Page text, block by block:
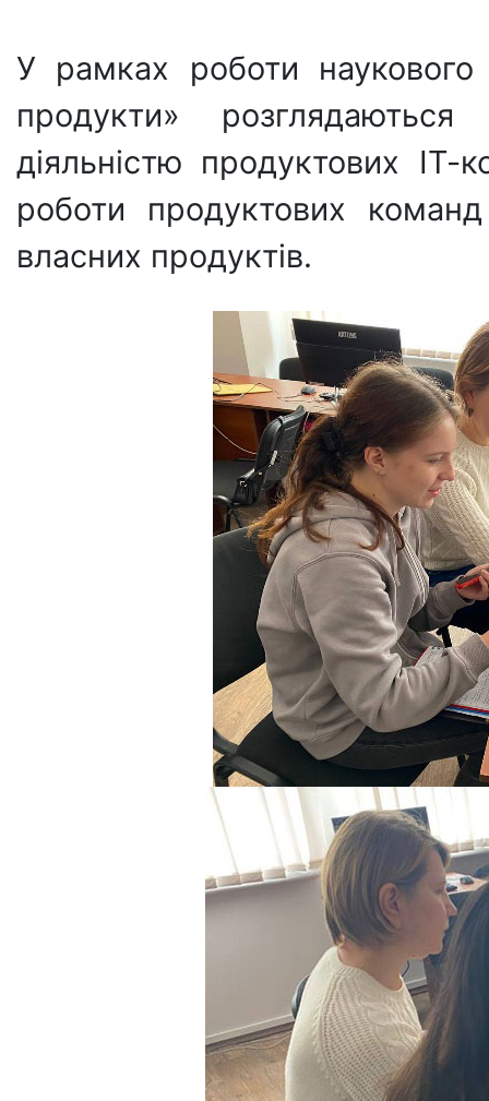
У рамках роботи наукового
продукти»
діяльністю продуктових ІТ-
роботи продуктових
власних продуктів.